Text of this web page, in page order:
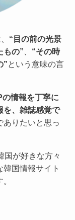
“目の前の光景
もの”
“その時
”という意味の言
情報を丁寧に
を、雑誌感覚で
ありたいと思っ
国が好きな方々
国情報サイト